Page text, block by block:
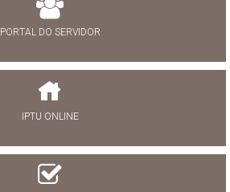
PORTAL DO SERVIDOR
IPTU ONLINE